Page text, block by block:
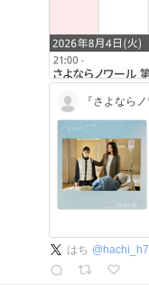
はち @ hachi_h7